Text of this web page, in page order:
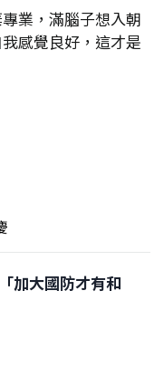
業，滿腦子想入朝
感覺良好，這才是
加大國防才有和